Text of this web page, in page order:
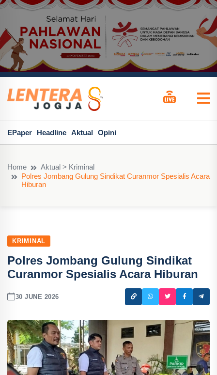
EPaper Headline Aktual Opini
Home
Aktual > Kriminal
Polres Jombang Gulung Sindikat Curanmor Spesialis Acara
Hiburan
KRIMINAL
Polres Jombang Gulung Sindikat
Curanmor Spesialis Acara Hiburan
30 JUNE 2026